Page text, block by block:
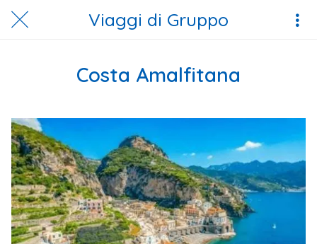
Viaggi di Gruppo
Costa Amalfitana